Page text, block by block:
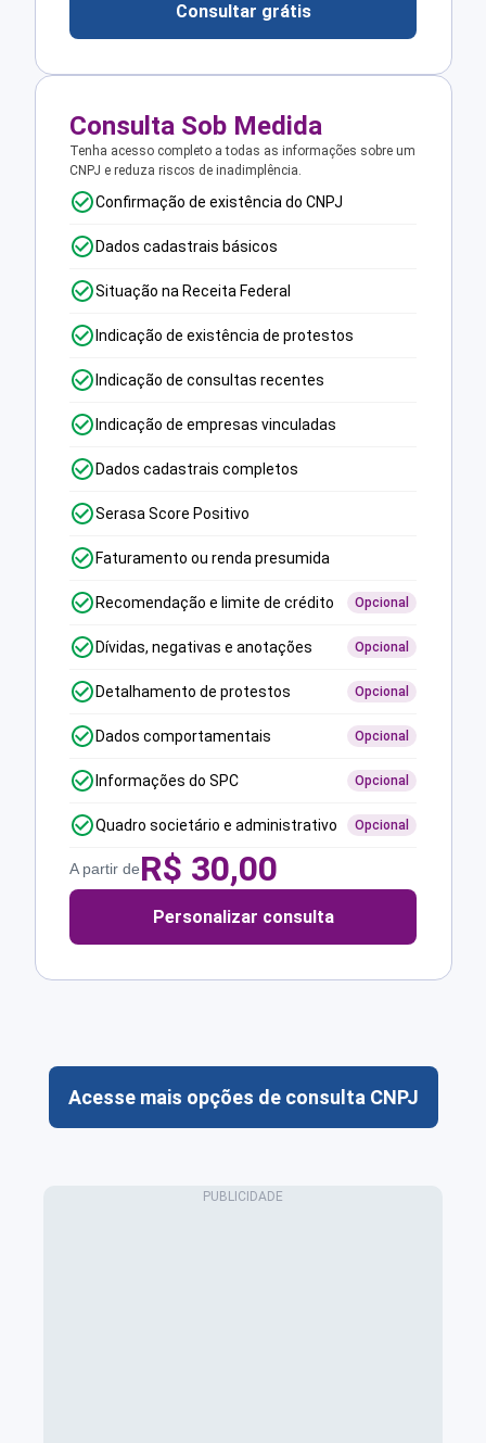
Consultar grátis
Consulta Sob Medida
Tenha acesso completo a todas as informações sobre um
CNPJ e reduza riscos de inadimplência.
Confirmação de existência do CNPJ
Dados cadastrais básicos
Situação na Receita Federal
Indicação de existência de protestos
Indicação de consultas recentes
Indicação de empresas vinculadas
Dados cadastrais completos
Serasa Score Positivo
Faturamento ou renda presumida
Recomendação e limite de crédito Opcional
Dívidas, negativas e anotações Opcional
Detalhamento de protestos Opcional
Dados comportamentais Opcional
Informações do SPC Opcional
Quadro societário e administrativo Opcional
A partir deR$ 30,00
Personalizar consulta
Acesse mais opções de consulta CNPJ